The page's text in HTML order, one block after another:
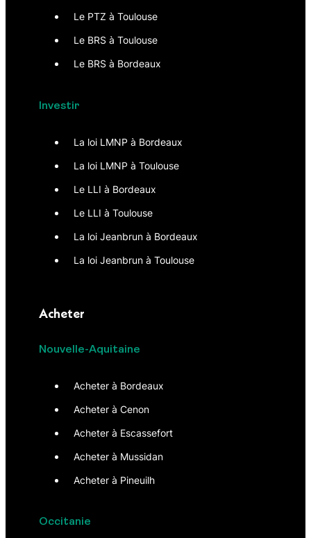
Le PTZ à Toulouse
Le BRS à Toulouse
Le BRS à Bordeaux
Investir
La loi LMNP à Bordeaux
La loi LMNP à Toulouse
Le LLI à Bordeaux
Le LLI à Toulouse
La loi Jeanbrun à Bordeaux
La loi Jeanbrun à Toulouse
Acheter
Nouvelle-Aquitaine
Acheter à Bordeaux
Acheter à Cenon
Acheter à Escassefort
Acheter à Mussidan
Acheter à Pineuilh
Occitanie